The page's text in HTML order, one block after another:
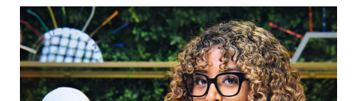
Februar
2026
|
Rutesheim